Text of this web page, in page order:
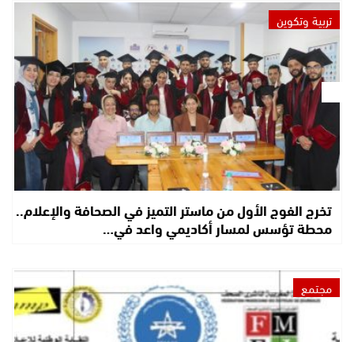
تربية وتكوين
تخرج الفوج الأول من ماستر التميز في الصحافة والإعلام..
محطة تؤسس لمسار أكاديمي واعد في…
مجتمع